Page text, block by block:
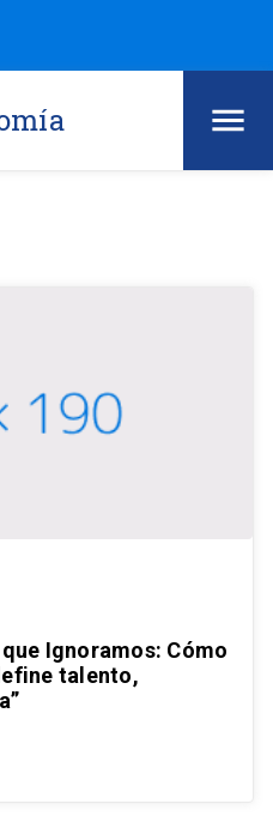
Ignoramos: Cómo
talento,